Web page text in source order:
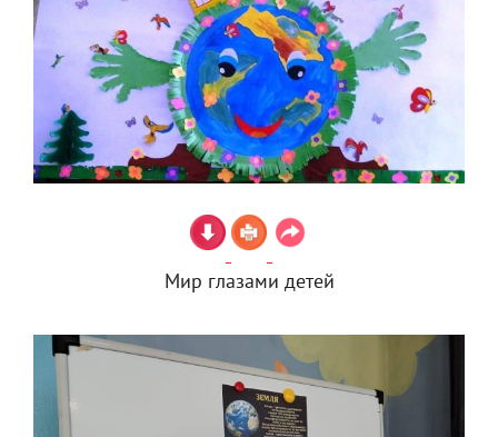
Мир глазами детей